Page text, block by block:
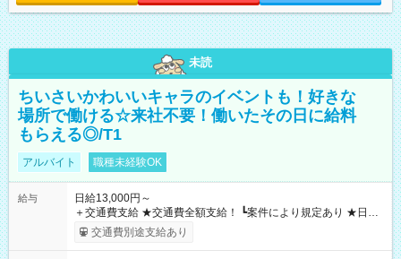
未読
ちいさいかわいいキャラのイベントも！好きな
場所で働ける☆来社不要！働いたその日に給料
もらえる◎/T1
アルバイト 職種未経験OK
給与
日給13,000円～
＋交通費支給 ★交通費全額支給！ ┗案件により規定あり ★日払
いOK！（規定あり） ┗働いたその日に現金GET♪ お仕事後はコ
ンビニATMから 日払い分を引き落とせます！ 【試用期間】試
交通費別途支給あり